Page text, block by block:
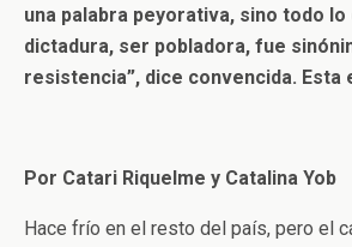
una palabra peyorativa, sino todo lo
dictadura, ser pobladora, fue
resistencia”, dice convencida. Esta
Por Catari Riquelme y Catalina Yob
Hace frío en el resto del país, pero el